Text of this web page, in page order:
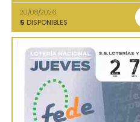
20/08/2026
5 DISPONIBLES